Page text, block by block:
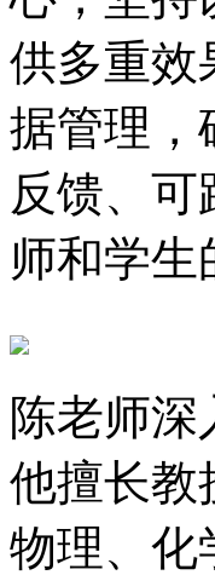
供多重效
据管理，
反馈、
师和学生
陈老师
他擅长教
物理、化